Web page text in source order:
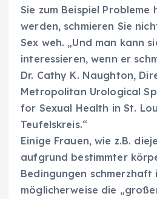
Sie zum Beispiel Probleme
werden, schmieren Sie
Sex weh. „Und man kann
interessieren, wenn er
Dr. Cathy K. Naughton,
Metropolitan Urological
for Sexual Health in St.
Teufelskreis.“
Einige Frauen, wie z.B.
aufgrund bestimmter
Bedingungen schmerzhaft
möglicherweise die